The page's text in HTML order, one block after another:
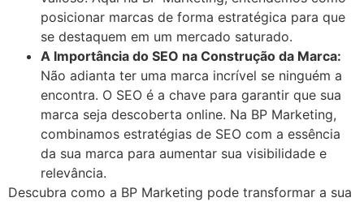
posicionar marcas de forma estratégica para que
se destaquem em um mercado saturado.
A Importância do SEO na Construção da Marca:
Não adianta ter uma marca incrível se ninguém a
encontra. O SEO é a chave para garantir que sua
marca seja descoberta online. Na BP Marketing,
combinamos estratégias de SEO com a essência
da sua marca para aumentar sua visibilidade e
relevância.
Descubra como a BP Marketing pode transformar a sua